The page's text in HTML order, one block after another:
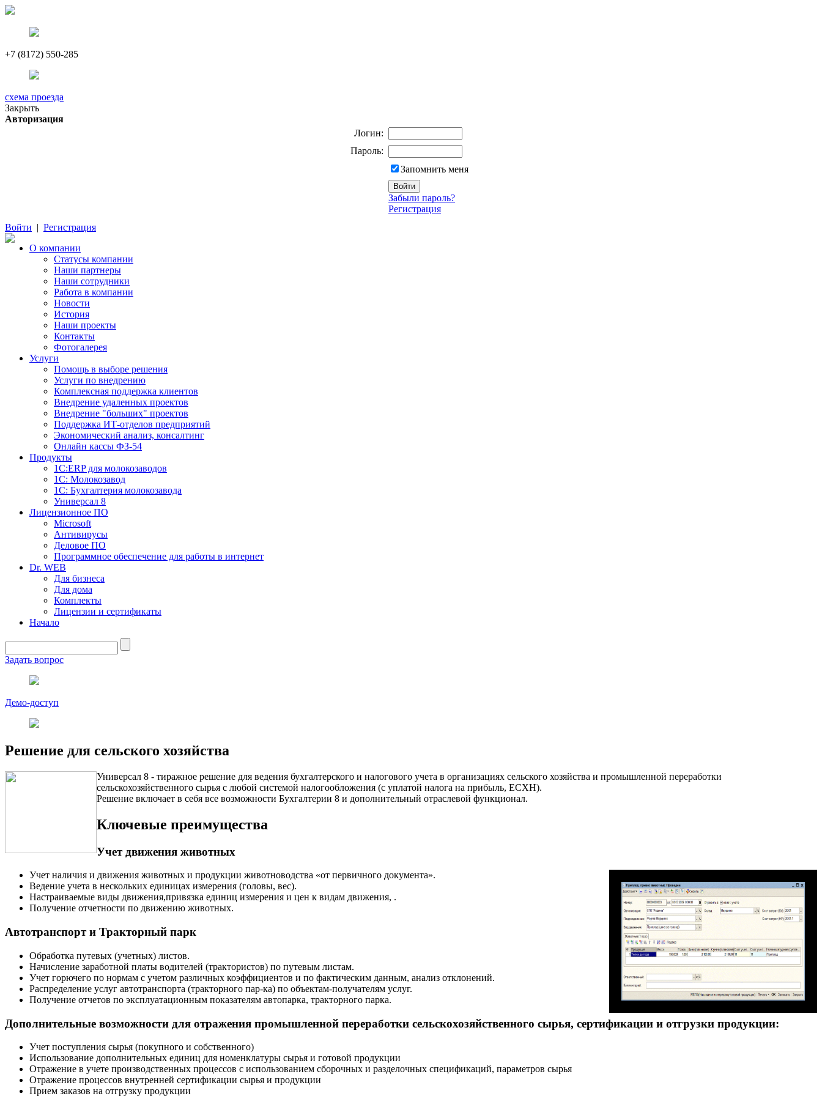
+7 (8172) 550-285
схема проезда
Закрыть
Авторизация
Логин:
Пароль:
Запомнить меня
Забыли пароль?
Регистрация
Войти | Регистрация
О компании
Cтатусы компании
Наши партнеры
Наши сотрудники
Работа в компании
Новости
История
Наши проекты
Контакты
Фотогалерея
Услуги
Помощь в выборе решения
Услуги по внедрению
Комплексная поддержка клиентов
Внедрение удаленных проектов
Внедрение "больших" проектов
Поддержка ИТ-отделов предприятий
Экономический анализ, консалтинг
Онлайн кассы ФЗ-54
Продукты
1С:ERP для молокозаводов
1C: Молокозавод
1С: Бухгалтерия молокозавода
Универсал 8
Лицензионное ПО
Microsoft
Антивирусы
Деловое ПО
Программное обеспечение для работы в интернет
Dr. WEB
Для бизнеса
Для дома
Комплекты
Лицензии и сертификаты
Начало
Задать вопрос
Демо-доступ
Решение для сельского хозяйства
Универсал 8 - тиражное решение для ведения бухгалтерского и налогового учета в организациях сельского хозяйства и промышленной переработки
сельскохозяйственного сырья с любой системой налогообложения (с уплатой налога на прибыль, ЕСХН).
Решение включает в себя все возможности Бухгалтерии 8 и дополнительный отраслевой функционал.
Ключевые преимущества
Учет движения животных
Учет наличия и движения животных и продукции животноводства «от первичного документа».
Ведение учета в нескольких единицах измерения (головы, вес).
Настраиваемые виды движения,привязка единиц измерения и цен к видам движения, .
Получение отчетности по движению животных.
Автотранспорт и Тракторный парк
Обработка путевых (учетных) листов.
Начисление заработной платы водителей (трактористов) по путевым листам.
Учет горючего по нормам с учетом различных коэффициентов и по фактическим данным, анализ отклонений.
Распределение услуг автотранспорта (тракторного пар-ка) по объектам-получателям услуг.
Получение отчетов по эксплуатационным показателям автопарка, тракторного парка.
Дополнительные возможности для отражения промышленной переработки сельскохозяйственного сырья, сертификации и отгрузки продукции:
Учет поступления сырья (покупного и собственного)
Использование дополнительных единиц для номенклатуры сырья и готовой продукции
Отражение в учете производственных процессов с использованием сборочных и разделочных спецификаций, параметров сырья
Отражение процессов внутренней сертификации сырья и продукции
Прием заказов на отгрузку продукции